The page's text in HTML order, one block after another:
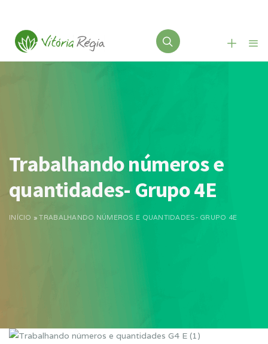
Trabalhando números e
quantidades- Grupo 4E
INÍCIO »TRABALHANDO NÚMEROS E QUANTIDADES- GRUPO 4E